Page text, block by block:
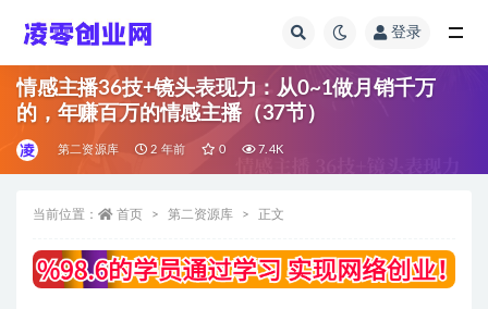
登录
情感主播36技+镜头表现力：从0~1做月销千万
的，年赚百万的情感主播（37节）
第二资源库 2 年前 0 7.4K
当前位置： 首页 第二资源库 正文